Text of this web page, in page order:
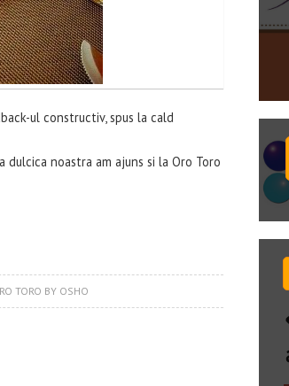
ul constructiv, spus la cald
noastra am ajuns si la Oro Toro
TORO BY OSHO